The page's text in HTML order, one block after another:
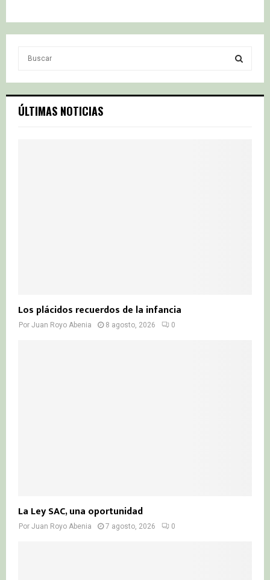
c
h
S
ÚLTIMAS NOTICIAS
Los plácidos recuerdos de la infancia
Por Juan Royo Abenia 8 agosto, 2026 0
La Ley SAC, una oportunidad
Por Juan Royo Abenia 7 agosto, 2026 0